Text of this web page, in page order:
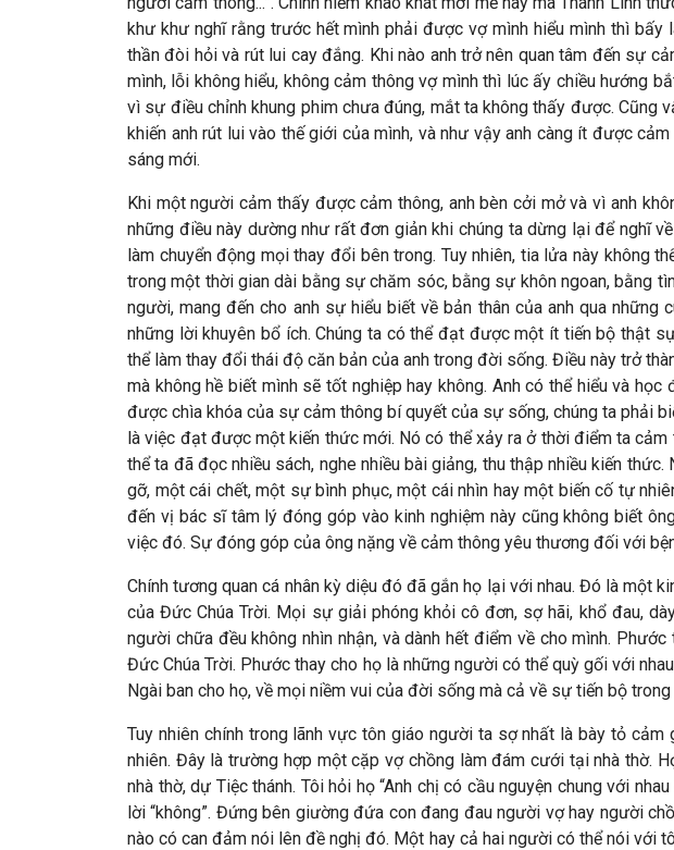
khư khư nghĩ rằng trước hết mình phải được vợ mình hiểu mình thì
thần đòi hỏi và rút lui cay đắng. Khi nào anh trở nên quan tâm đến sự
mình, lỗi không hiểu, không cảm thông vợ mình thì lúc ấy chiều hướng
vì sự điều chỉnh khung phim chưa đúng, mắt ta không thấy được. Cũng
khiến anh rút lui vào thế giới của mình, và như vậy anh càng ít được
sáng mới.
Khi một người cảm thấy được cảm thông, anh bèn cởi mở và vì anh
những điều này dường như rất đơn giản khi chúng ta dừng lại để nghĩ
làm chuyển động mọi thay đổi bên trong. Tuy nhiên, tia lửa này không
trong một thời gian dài bằng sự chăm sóc, bằng sự khôn ngoan, bằng
người, mang đến cho anh sự hiểu biết về bản thân của anh qua
những lời khuyên bổ ích. Chúng ta có thể đạt được một ít tiến bộ thật
thể làm thay đổi thái độ căn bản của anh trong đời sống. Điều này trở
mà không hề biết mình sẽ tốt nghiệp hay không. Anh có thể hiểu và
được chìa khóa của sự cảm thông bí quyết của sự sống, chúng ta phải
là việc đạt được một kiến thức mới. Nó có thể xảy ra ở thời điểm ta
thể ta đã đọc nhiều sách, nghe nhiều bài giảng, thu thập nhiều kiến
gỡ, một cái chết, một sự bình phục, một cái nhìn hay một biến cố tự
đến vị bác sĩ tâm lý đóng góp vào kinh nghiệm này cũng không biết
việc đó. Sự đóng góp của ông nặng về cảm thông yêu thương đối với
Chính tương quan cá nhân kỳ diệu đó đã gắn họ lại với nhau. Đó là một
của Đức Chúa Trời. Mọi sự giải phóng khỏi cô đơn, sợ hãi, khổ đau,
người chữa đều không nhìn nhận, và dành hết điểm về cho mình.
Đức Chúa Trời. Phước thay cho họ là những người có thể quỳ gối với
Ngài ban cho họ, về mọi niềm vui của đời sống mà cả về sự tiến bộ
Tuy nhiên chính trong lãnh vực tôn giáo người ta sợ nhất là bày tỏ
nhiên. Đây là trường hợp một cặp vợ chồng làm đám cưới tại nhà thờ.
nhà thờ, dự Tiệc thánh. Tôi hỏi họ “Anh chị có cầu nguyện chung với
lời “không”. Đứng bên giường đứa con đang đau người vợ hay người
nào có can đảm nói lên đề nghị đó. Một hay cả hai người có thể nói với